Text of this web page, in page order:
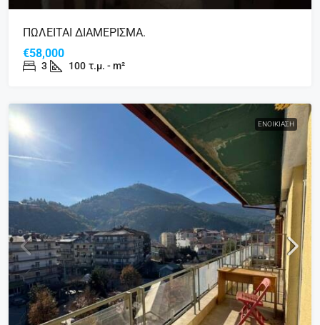
ΠΩΛΕΙΤΑΙ ΔΙΑΜΕΡΙΣΜΑ.
€58,000
3 100 τ.μ. - m²
ΕΝΟΙΚΊΑΣΗ